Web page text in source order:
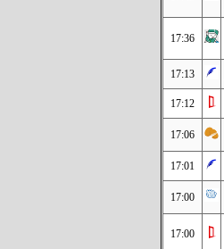
17:36
17:13
17:12
17:06
17:01
17:00
17:00